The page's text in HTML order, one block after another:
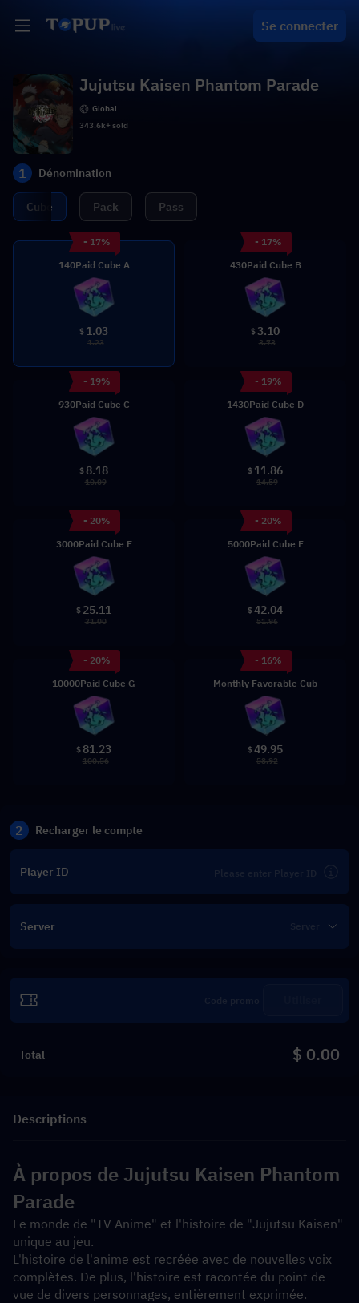
Se connecter
Jujutsu Kaisen Phantom Parade
Global
343.6k+ sold
1 Dénomination
Cube Pack Pass
- 17%
140Paid Cube A
$ 1.03
1.23
- 17%
430Paid Cube B
$3.10
3.73
- 19%
930Paid Cube C
$ 8.18
10.09
- 19%
1430Paid Cube D
$ 11.86
14.59
- 20%
3000Paid Cube E
$ 25.11
31.00
- 20%
5000Paid Cube F
$42.04
51.96
- 20%
10000Paid Cube G
$ 81.23
100.56
- 16%
Monthly Favorable Cub
$49.95
58.92
2 Recharger le compte
Player ID
Server
Total $ 0.00
Descriptions
À propos de Jujutsu Kaisen Phantom
Parade
Le monde de "TV Anime" et l'histoire de "Jujutsu Kaisen"
unique au jeu.
L'histoire de l'anime est recréée avec de nouvelles voix
complètes. De plus, l'histoire est racontée du point de
vue de divers personnages, entièrement exprimée.